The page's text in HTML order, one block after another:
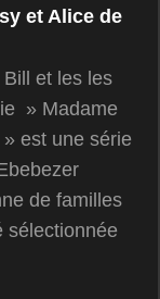
et Alice de
et les les
» Madame
est une série
de familles
sélectionnée